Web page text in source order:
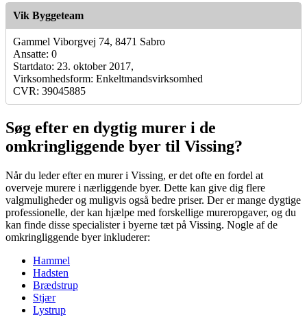
Vik Byggeteam
Gammel Viborgvej 74, 8471 Sabro
Ansatte: 0
Startdato: 23. oktober 2017,
Virksomhedsform: Enkeltmandsvirksomhed
CVR: 39045885
Søg efter en dygtig murer i de
omkringliggende byer til Vissing?
Når du leder efter en murer i Vissing, er det ofte en fordel at
overveje murere i nærliggende byer. Dette kan give dig flere
valgmuligheder og muligvis også bedre priser. Der er mange dygtige
professionelle, der kan hjælpe med forskellige mureropgaver, og du
kan finde disse specialister i byerne tæt på Vissing. Nogle af de
omkringliggende byer inkluderer:
Hammel
Hadsten
Brædstrup
Stjær
Lystrup